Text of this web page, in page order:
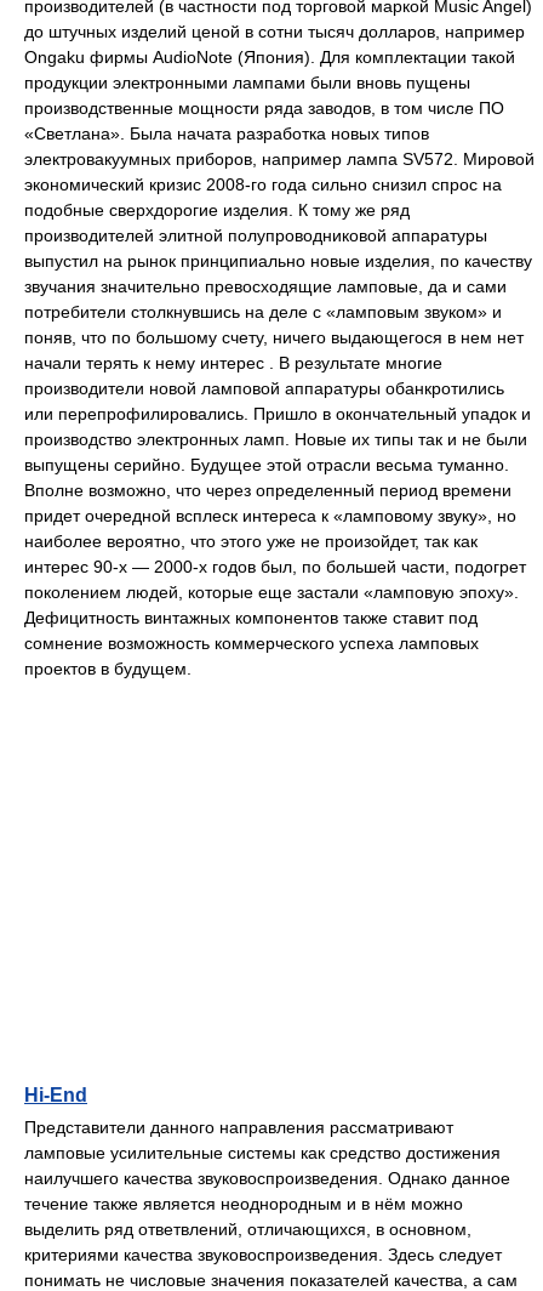
производителей (в частности под торговой маркой Music Angel)
до штучных изделий ценой в сотни тысяч долларов, например
Ongaku фирмы AudioNote (Япония). Для комплектации такой
продукции электронными лампами были вновь пущены
производственные мощности ряда заводов, в том числе ПО
«Светлана». Была начата разработка новых типов
электровакуумных приборов, например лампа SV572. Мировой
экономический кризис 2008-го года сильно снизил спрос на
подобные сверхдорогие изделия. К тому же ряд
производителей элитной полупроводниковой аппаратуры
выпустил на рынок принципиально новые изделия, по качеству
звучания значительно превосходящие ламповые, да и сами
потребители столкнувшись на деле с «ламповым звуком» и
поняв, что по большому счету, ничего выдающегося в нем нет
начали терять к нему интерес . В результате многие
производители новой ламповой аппаратуры обанкротились
или перепрофилировались. Пришло в окончательный упадок и
производство электронных ламп. Новые их типы так и не были
выпущены серийно. Будущее этой отрасли весьма туманно.
Вполне возможно, что через определенный период времени
придет очередной всплеск интереса к «ламповому звуку», но
наиболее вероятно, что этого уже не произойдет, так как
интерес 90-х — 2000-х годов был, по большей части, подогрет
поколением людей, которые еще застали «ламповую эпоху».
Дефицитность винтажных компонентов также ставит под
сомнение возможность коммерческого успеха ламповых
проектов в будущем.
Hi-End
Представители данного направления рассматривают
ламповые усилительные системы как средство достижения
наилучшего качества звуковоспроизведения. Однако данное
течение также является неоднородным и в нём можно
выделить ряд ответвлений, отличающихся, в основном,
критериями качества звуко­вос­произ­ве­де­ния. Здесь следует
понимать не числовые значения показателей качества, а сам